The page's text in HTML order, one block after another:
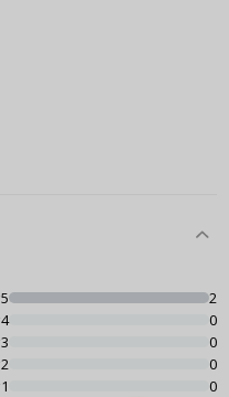
5
2
4
0
3
0
2
0
1
0